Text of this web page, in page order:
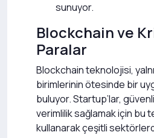
sunuyor.
Blockchain ve
Paralar
Blockchain teknolojisi,
birimlerinin ötesinde bir
buluyor. Startup’lar,
verimlilik sağlamak için bu
kullanarak çeşitli